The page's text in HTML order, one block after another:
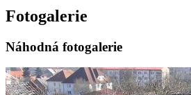
Fotogalerie
Náhodná fotogalerie